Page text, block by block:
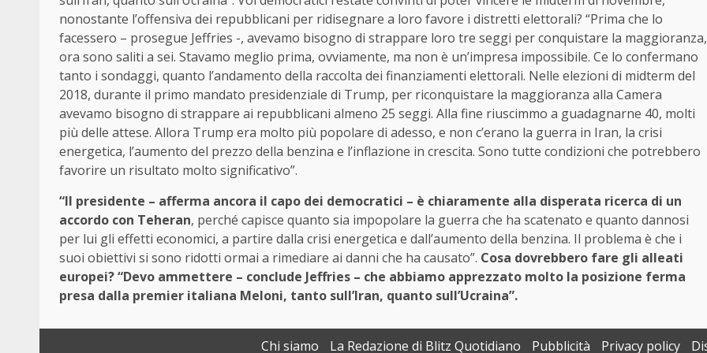
nonostante l’offensiva dei repubblicani per ridisegnare a loro favore i distretti elettorali? “Prima che lo
facessero – prosegue Jeffries -, avevamo bisogno di strappare loro tre seggi per conquistare la maggioranza,
ora sono saliti a sei. Stavamo meglio prima, ovviamente, ma non è un’impresa impossibile. Ce lo confermano
tanto i sondaggi, quanto l’andamento della raccolta dei finanziamenti elettorali. Nelle elezioni di midterm del
2018, durante il primo mandato presidenziale di Trump, per riconquistare la maggioranza alla Camera
avevamo bisogno di strappare ai repubblicani almeno 25 seggi. Alla fine riuscimmo a guadagnarne 40, molti
più delle attese. Allora Trump era molto più popolare di adesso, e non c’erano la guerra in Iran, la crisi
energetica, l’aumento del prezzo della benzina e l’inflazione in crescita. Sono tutte condizioni che potrebbero
favorire un risultato molto significativo”.
“Il presidente – afferma ancora il capo dei democratici – è chiaramente alla disperata ricerca di un
accordo con Teheran, perché capisce quanto sia impopolare la guerra che ha scatenato e quanto dannosi
per lui gli effetti economici, a partire dalla crisi energetica e dall’aumento della benzina. Il problema è che i
suoi obiettivi si sono ridotti ormai a rimediare ai danni che ha causato”. Cosa dovrebbero fare gli alleati
europei? “Devo ammettere – conclude Jeffries – che abbiamo apprezzato molto la posizione ferma
presa dalla premier italiana Meloni, tanto sull’Iran, quanto sull’Ucraina”.
Chi siamo La Redazione di Blitz Quotidiano Pubblicità Privacy policy